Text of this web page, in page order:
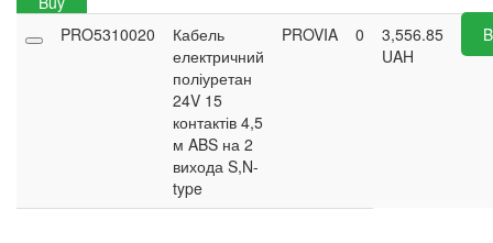
PRO5310020
Кабель
електричний
поліуретан
24V 15
контактів 4,5
м ABS на 2
вихода S,N-
type
PROVIA 0
3,556.85
UAH